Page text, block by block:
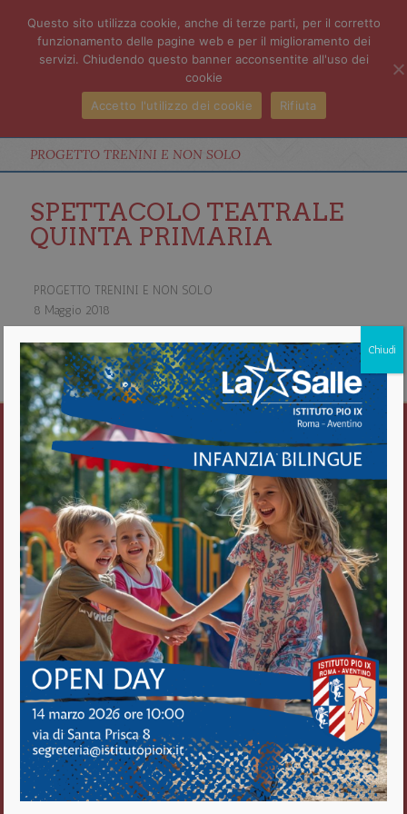
PROGETTO TRENINI E NON SOLO
SPETTACOLO TEATRALE
QUINTA PRIMARIA
PROGETTO TRENINI E NON SOLO
8 Maggio 2018
about PROGETTO TRENINI E NON SOLO
Vedi il calendario completo
Istituto Pio IX
Roma Aventino
Fratelli delle Scuole Cristiane
Chiudi
Questo sito utilizza cookie, anche di terze parti, per il corretto
funzionamento delle pagine web e per il miglioramento dei
servizi. Chiudendo questo banner acconsentite all'uso dei
cookie
Accetto l'utilizzo dei cookie
Rifiuta